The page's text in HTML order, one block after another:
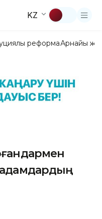
KZ
реформаАрнайы